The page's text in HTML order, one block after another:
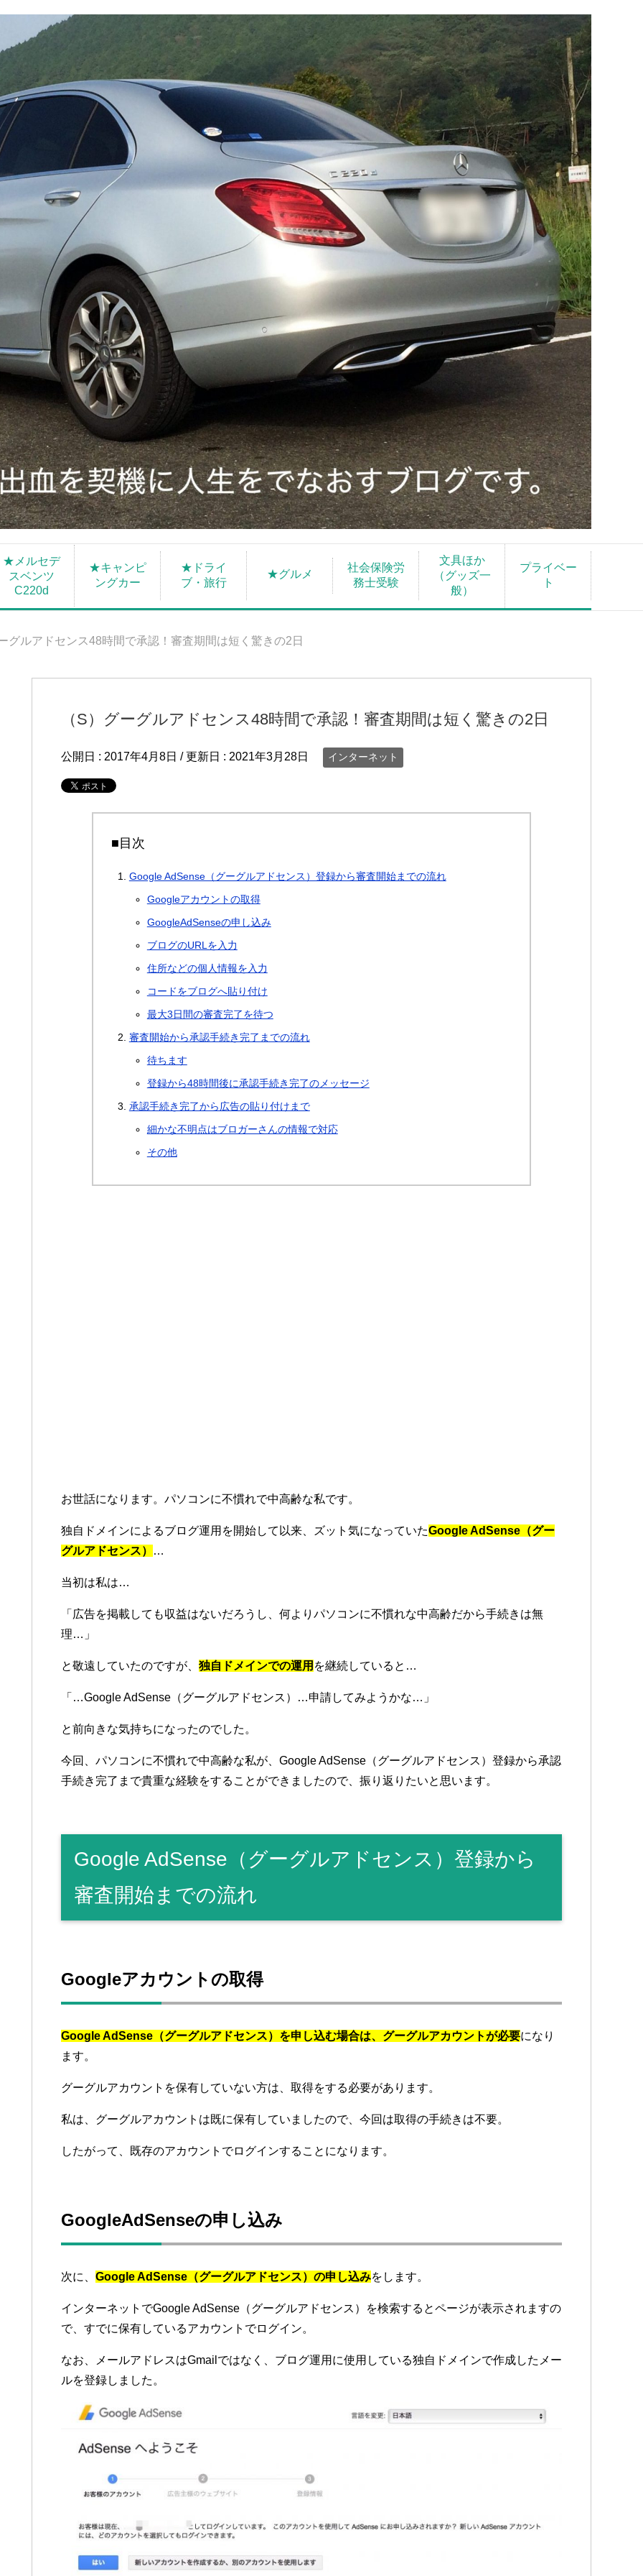
★メルセデ
スベンツ
C220d
★キャンピ
ングカー
★ドライ
ブ・旅行
★グルメ
社会保険労
務士受験
文具ほか
（グッズ一
般）
プライベー
ト
グルアドセンス48時間で承認！審査期間は短く驚きの2日
（S）グーグルアドセンス48時間で承認！審査期間は短く驚きの2日
公開日 : 2017年4月8日 / 更新日 : 2021年3月28日 インターネット
■目次
Google AdSense（グーグルアドセンス）登録から審査開始までの流れ
Googleアカウントの取得
GoogleAdSenseの申し込み
ブログのURLを入力
住所などの個人情報を入力
コードをブログへ貼り付け
最大3日間の審査完了を待つ
審査開始から承認手続き完了までの流れ
待ちます
登録から48時間後に承認手続き完了のメッセージ
承認手続き完了から広告の貼り付けまで
細かな不明点はブロガーさんの情報で対応
その他
お世話になります。パソコンに不慣れで中高齢な私です。
独自ドメインによるブログ運用を開始して以来、ズット気になっていたGoogle AdSense（グー
グルアドセンス）
…
当初は私は…
「広告を掲載しても収益はないだろうし、何よりパソコンに不慣れな中高齢だから手続きは無
理…」
と敬遠していたのですが、 独自ドメインでの運用 を継続していると…
「…Google AdSense（グーグルアドセンス）…申請してみようかな…」
と前向きな気持ちになったのでした。
今回、パソコンに不慣れで中高齢な私が、Google AdSense（グーグルアドセンス）登録から承認
手続き完了まで貴重な経験をすることができましたので、振り返りたいと思います。
Google AdSense（グーグルアドセンス）登録から
審査開始までの流れ
Googleアカウントの取得
Google AdSense（グーグルアドセンス）を申し込む場合は、グーグルアカウントが必要になり
ます。
グーグルアカウントを保有していない方は、取得をする必要があります。
私は、グーグルアカウントは既に保有していましたので、今回は取得の手続きは不要。
したがって、既存のアカウントでログインすることになります。
GoogleAdSenseの申し込み
次に、 Google AdSense（グーグルアドセンス）の申し込みをします。
インターネットでGoogle AdSense（グーグルアドセンス）を検索するとページが表示されますの
で、すでに保有しているアカウントでログイン。
なお、メールアドレスはGmailではなく、ブログ運用に使用している独自ドメインで作成したメー
ルを登録しました。